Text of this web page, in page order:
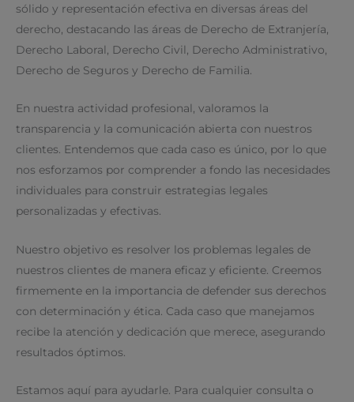
sólido y representación efectiva en diversas áreas del
derecho, destacando las áreas de Derecho de Extranjería,
Derecho Laboral, Derecho Civil, Derecho Administrativo,
Derecho de Seguros y Derecho de Familia.
En nuestra actividad profesional, valoramos la
transparencia y la comunicación abierta con nuestros
clientes. Entendemos que cada caso es único, por lo que
nos esforzamos por comprender a fondo las necesidades
individuales para construir estrategias legales
personalizadas y efectivas.
Nuestro objetivo es resolver los problemas legales de
nuestros clientes de manera eficaz y eficiente. Creemos
firmemente en la importancia de defender sus derechos
con determinación y ética. Cada caso que manejamos
recibe la atención y dedicación que merece, asegurando
resultados óptimos.
Estamos aquí para ayudarle. Para cualquier consulta o